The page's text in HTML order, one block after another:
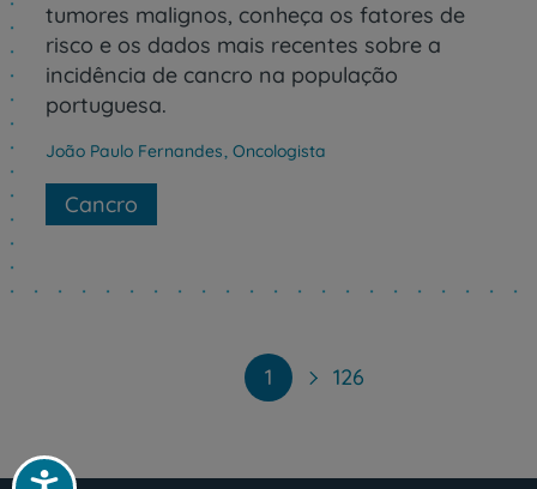
Acessibilidade
tumores malignos, conheça os fatores de
risco e os dados mais recentes sobre a
incidência de cancro na população
portuguesa.
João Paulo Fernandes, Oncologista
Cancro
1 126